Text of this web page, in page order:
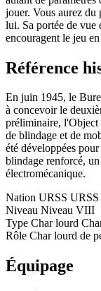
jouer. Vous aurez du
lui. Sa portée de vue
encouragent le jeu
Référence
En juin 1945, le
à concevoir le
préliminaire, l'Object
de blindage et de
été développées
blindage renforcé,
électromécanique.
Nation URSS URSS
Niveau Niveau VIII
Type Char lourd
Rôle Char lourd de
Équipage